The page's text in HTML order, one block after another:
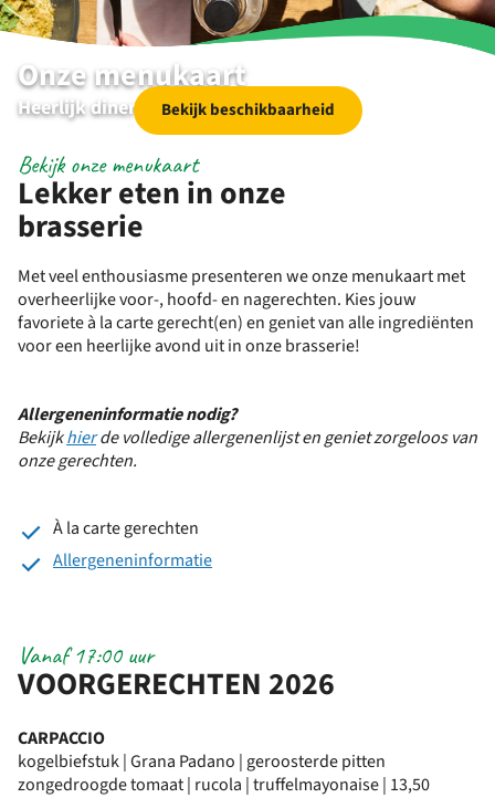
Onze menukaart
Heerlijk dineren Bekijk beschikbaarheid
Lekker eten in onze
brasserie
Bekijk onze menukaart
Met veel enthousiasme presenteren we onze menukaart met
overheerlijke voor-, hoofd- en nagerechten. Kies jouw
favoriete à la carte gerecht(en) en geniet van alle ingrediënten
voor een heerlijke avond uit in onze brasserie!
Allergeneninformatie nodig?
Bekijkhierde volledige allergenenlijst en geniet zorgeloos van
onze gerechten.
À la carte gerechten
Allergeneninformatie
VOORGERECHTEN 2026
Vanaf 17:00 uur
CARPACCIO
kogelbiefstuk | Grana Padano | geroosterde pitten
zongedroogde tomaat | rucola | truffelmayonaise | 13,50